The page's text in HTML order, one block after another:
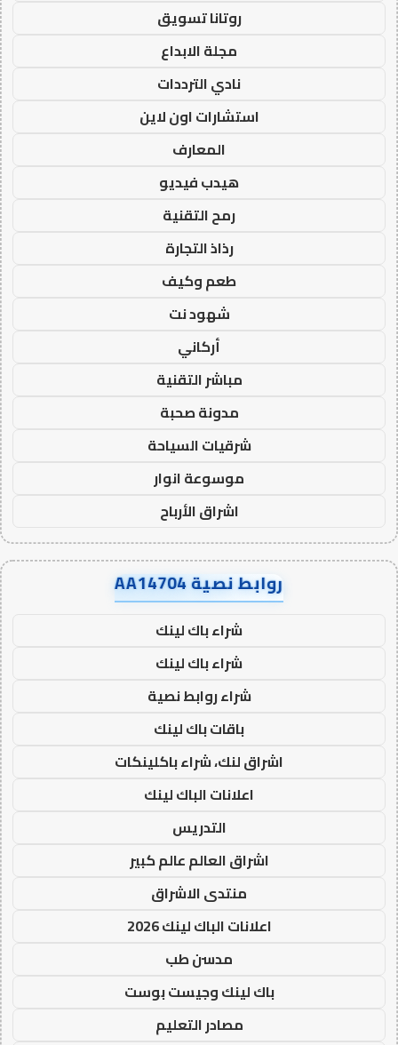
روتانا تسويق
مجلة الابداع
نادي الترددات
استشارات اون لاين
المعارف
هيدب فيديو
رمح التقنية
رذاذ التجارة
طعم وكيف
شهود نت
أركاني
مباشر التقنية
مدونة صحبة
شرقيات السياحة
موسوعة انوار
اشراق الأرباح
روابط نصية AA14704
شراء باك لينك
شراء باك لينك
شراء روابط نصية
باقات باك لينك
اشراق لنك، شراء باكلينكات
اعلانات الباك لينك
التدريس
اشراق العالم عالم كبير
منتدى الاشراق
اعلانات الباك لينك 2026
مدسن طب
باك لينك وجيست بوست
مصادر التعليم